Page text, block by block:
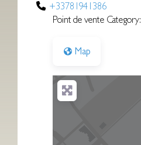
+33781941386
Point de vente Category:
Map